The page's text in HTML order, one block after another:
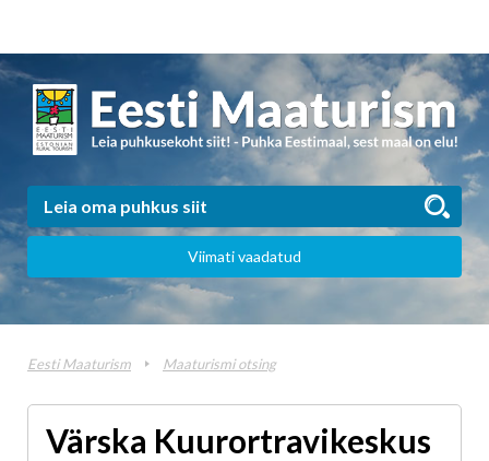
Viimati vaadatud
Eesti Maaturism Maaturismi otsing
Värska Kuurortravikeskus